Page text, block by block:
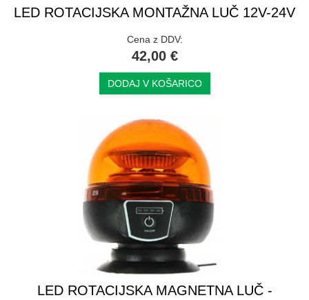
LED ROTACIJSKA MONTAŽNA LUČ 12V-24V
Cena z DDV:
42,00 €
DODAJ V KOŠARICO
LED ROTACIJSKA MAGNETNA LUČ -